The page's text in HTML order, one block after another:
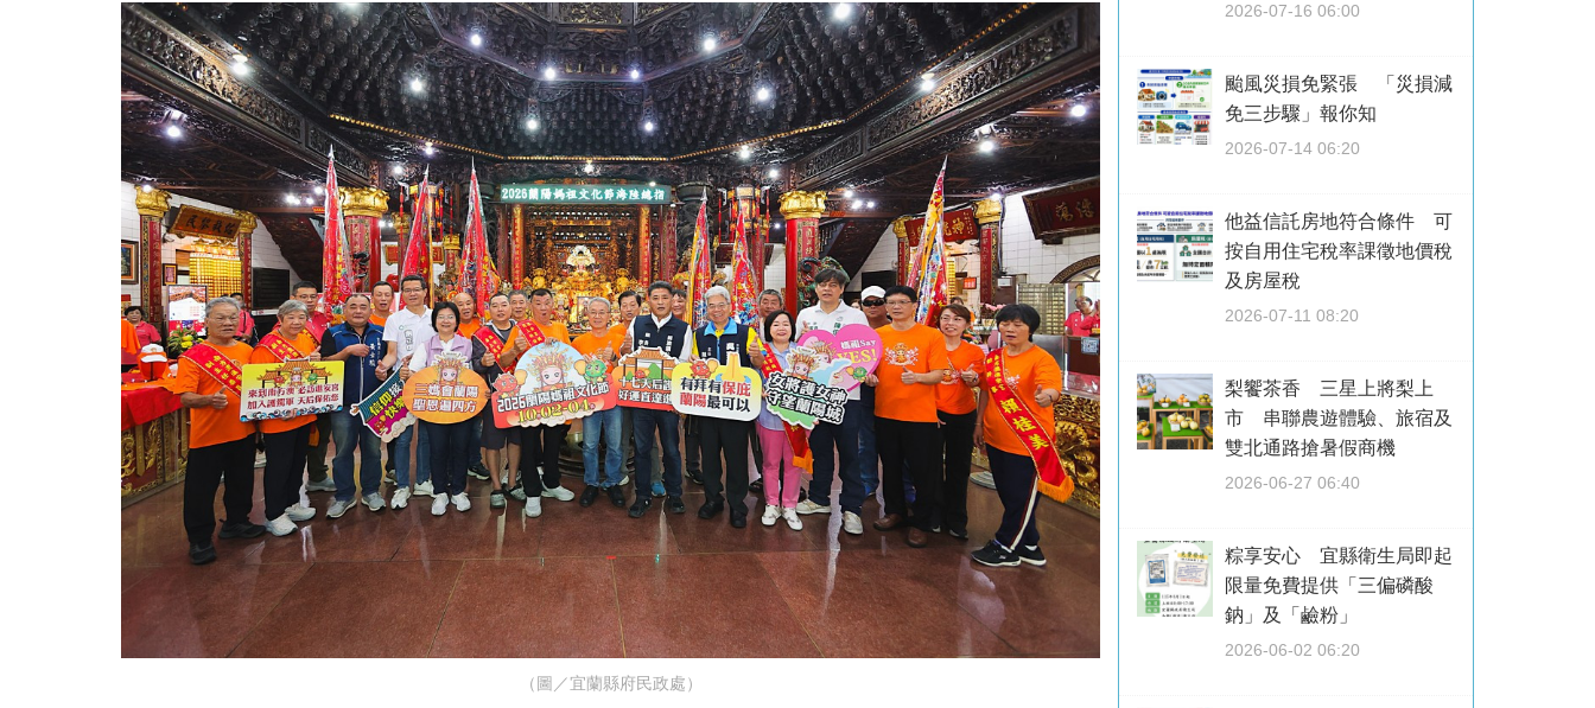
（圖／宜蘭縣府民政處）
2026-07-16 06:00
颱風災損免緊張 「災損減
免三步驟」報你知
2026-07-14 06:20
他益信託房地符合條件 可
按自用住宅稅率課徵地價稅
及房屋稅
2026-07-11 08:20
梨饗茶香 三星上將梨上
市 串聯農遊體驗、旅宿及
雙北通路搶暑假商機
2026-06-27 06:40
粽享安心 宜縣衛生局即起
限量免費提供「三偏磷酸
鈉」及「鹼粉」
2026-06-02 06:20